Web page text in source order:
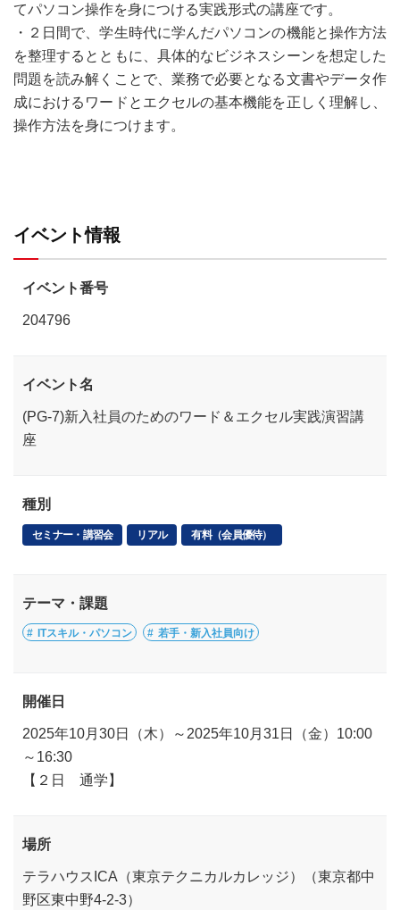
てパソコン操作を身につける実践形式の講座です。
・２日間で、学生時代に学んだパソコンの機能と操作方法
を整理するとともに、具体的なビジネスシーンを想定した
問題を読み解くことで、業務で必要となる文書やデータ作
成におけるワードとエクセルの基本機能を正しく理解し、
操作方法を身につけます。
イベント情報
イベント番号
204796
イベント名
(PG-7)新入社員のためのワード＆エクセル実践演習講
座
種別
セミナー・講習会 リアル 有料（会員優待）
テーマ・課題
ITスキル・パソコン 若手・新入社員向け
開催日
2025年10月30日（木）～2025年10月31日（金）10:00
～16:30
【２日 通学】
場所
テラハウスICA（東京テクニカルカレッジ）（東京都中
野区東中野4-2-3）